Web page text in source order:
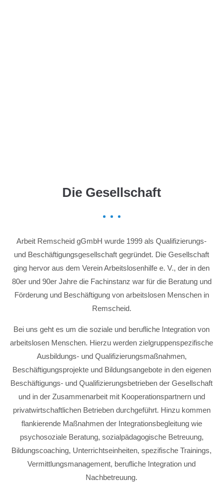
Die Gesellschaft
Arbeit Remscheid gGmbH wurde 1999 als Qualifizierungs-
und Beschäftigungsgesellschaft gegründet. Die Gesellschaft
ging hervor aus dem Verein Arbeitslosenhilfe e. V., der in den
80er und 90er Jahre die Fachinstanz war für die Beratung und
Förderung und Beschäftigung von arbeitslosen Menschen in
Remscheid.
Bei uns geht es um die soziale und berufliche Integration von
arbeitslosen Menschen. Hierzu werden zielgruppenspezifische
Ausbildungs- und Qualifizierungsmaßnahmen,
Beschäftigungsprojekte und Bildungsangebote in den eigenen
Beschäftigungs- und Qualifizierungsbetrieben der Gesellschaft
und in der Zusammenarbeit mit Kooperationspartnern und
privatwirtschaftlichen Betrieben durchgeführt. Hinzu kommen
flankierende Maßnahmen der Integrationsbegleitung wie
psychosoziale Beratung, sozialpädagogische Betreuung,
Bildungscoaching, Unterrichtseinheiten, spezifische Trainings,
Vermittlungsmanagement, berufliche Integration und
Nachbetreuung.